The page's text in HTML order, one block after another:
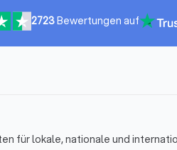
2723Bewertungen auf
für lokale, nationale und